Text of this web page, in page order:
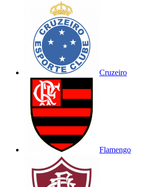
Cruzeiro
Flamengo